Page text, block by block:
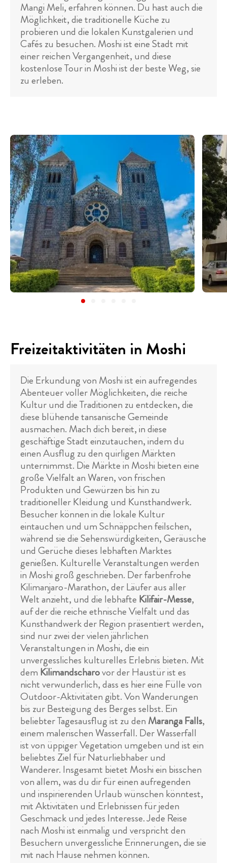
Mangi Meli, erfahren können. Du hast auch die
Möglichkeit, die traditionelle Küche zu
probieren und die lokalen Kunstgalerien und
Cafés zu besuchen. Moshi ist eine Stadt mit
einer reichen Vergangenheit, und diese
kostenlose Tour in Moshi ist der beste Weg, sie
zu erleben.
Freizeitaktivitäten in Moshi
Die Erkundung von Moshi ist ein aufregendes
Abenteuer voller Möglichkeiten, die reiche
Kultur und die Traditionen zu entdecken, die
diese blühende tansanische Gemeinde
ausmachen. Mach dich bereit, in diese
geschäftige Stadt einzutauchen, indem du
einen Ausflug zu den quirligen Märkten
unternimmst. Die Märkte in Moshi bieten eine
große Vielfalt an Waren, von frischen
Produkten und Gewürzen bis hin zu
traditioneller Kleidung und Kunsthandwerk.
Besucher können in die lokale Kultur
eintauchen und um Schnäppchen feilschen,
während sie die Sehenswürdigkeiten, Geräusche
und Gerüche dieses lebhaften Marktes
genießen. Kulturelle Veranstaltungen werden
in Moshi groß geschrieben. Der farbenfrohe
Kilimanjaro-Marathon, der Läufer aus aller
Welt anzieht, und die lebhafte Kilifair-Messe,
auf der die reiche ethnische Vielfalt und das
Kunsthandwerk der Region präsentiert werden,
sind nur zwei der vielen jährlichen
Veranstaltungen in Moshi, die ein
unvergessliches kulturelles Erlebnis bieten. Mit
dem Kilimandscharovor der Haustür ist es
nicht verwunderlich, dass es hier eine Fülle von
Outdoor-Aktivitäten gibt. Von Wanderungen
bis zur Besteigung des Berges selbst. Ein
beliebter Tagesausflug ist zu den Maranga Falls,
einem malerischen Wasserfall. Der Wasserfall
ist von üppiger Vegetation umgeben und ist ein
beliebtes Ziel für Naturliebhaber und
Wanderer. Insgesamt bietet Moshi ein bisschen
von allem, was du dir für einen aufregenden
und inspirierenden Urlaub wünschen könntest,
mit Aktivitäten und Erlebnissen für jeden
Geschmack und jedes Interesse. Jede Reise
nach Moshi ist einmalig und verspricht den
Besuchern unvergessliche Erinnerungen, die sie
mit nach Hause nehmen können.